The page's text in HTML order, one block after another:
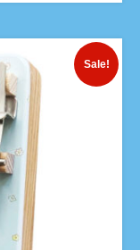
Sale!